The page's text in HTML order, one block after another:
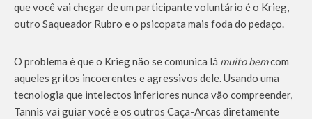
que você vai chegar de um participante voluntário é o Krieg,
outro Saqueador Rubro e o psicopata mais foda do pedaço.
O problema é que o Krieg não se comunica lá muito bemcom
aqueles gritos incoerentes e agressivos dele. Usando uma
tecnologia que intelectos inferiores nunca vão compreender,
Tannis vai guiar você e os outros Caça-Arcas diretamente